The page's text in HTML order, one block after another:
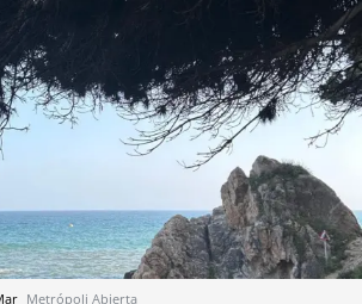
Metrópoli Abierta